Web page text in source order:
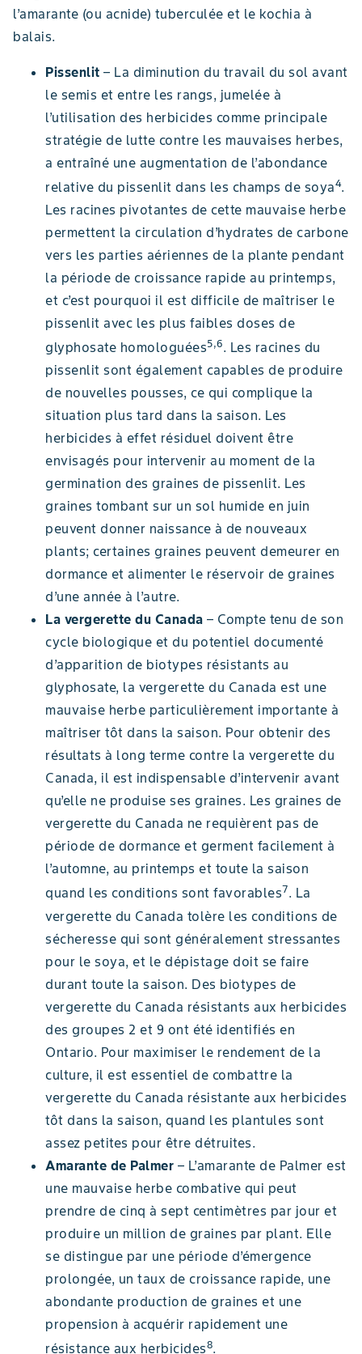
l’amarante (ou acnide) tuberculée et le kochia à
balais.
Pissenlit – La diminution du travail du sol avant
le semis et entre les rangs, jumelée à
l’utilisation des herbicides comme principale
stratégie de lutte contre les mauvaises herbes,
a entraîné une augmentation de l’abondance
relative du pissenlit dans les champs de soya4.
Les racines pivotantes de cette mauvaise herbe
permettent la circulation d’hydrates de carbone
vers les parties aériennes de la plante pendant
la période de croissance rapide au printemps,
et c’est pourquoi il est difficile de maîtriser le
pissenlit avec les plus faibles doses de
glyphosate homologuées5,6. Les racines du
pissenlit sont également capables de produire
de nouvelles pousses, ce qui complique la
situation plus tard dans la saison. Les
herbicides à effet résiduel doivent être
envisagés pour intervenir au moment de la
germination des graines de pissenlit. Les
graines tombant sur un sol humide en juin
peuvent donner naissance à de nouveaux
plants; certaines graines peuvent demeurer en
dormance et alimenter le réservoir de graines
d’une année à l’autre.
La vergerette du Canada – Compte tenu de son
cycle biologique et du potentiel documenté
d’apparition de biotypes résistants au
glyphosate, la vergerette du Canada est une
mauvaise herbe particulièrement importante à
maîtriser tôt dans la saison. Pour obtenir des
résultats à long terme contre la vergerette du
Canada, il est indispensable d’intervenir avant
qu’elle ne produise ses graines. Les graines de
vergerette du Canada ne requièrent pas de
période de dormance et germent facilement à
l’automne, au printemps et toute la saison
quand les conditions sont favorables7. La
vergerette du Canada tolère les conditions de
sécheresse qui sont généralement stressantes
pour le soya, et le dépistage doit se faire
durant toute la saison. Des biotypes de
vergerette du Canada résistants aux herbicides
des groupes 2 et 9 ont été identifiés en
Ontario. Pour maximiser le rendement de la
culture, il est essentiel de combattre la
vergerette du Canada résistante aux herbicides
tôt dans la saison, quand les plantules sont
assez petites pour être détruites.
Amarante de Palmer – L’amarante de Palmer est
une mauvaise herbe combative qui peut
prendre de cinq à sept centimètres par jour et
produire un million de graines par plant. Elle
se distingue par une période d’émergence
prolongée, un taux de croissance rapide, une
abondante production de graines et une
propension à acquérir rapidement une
résistance aux herbicides8.